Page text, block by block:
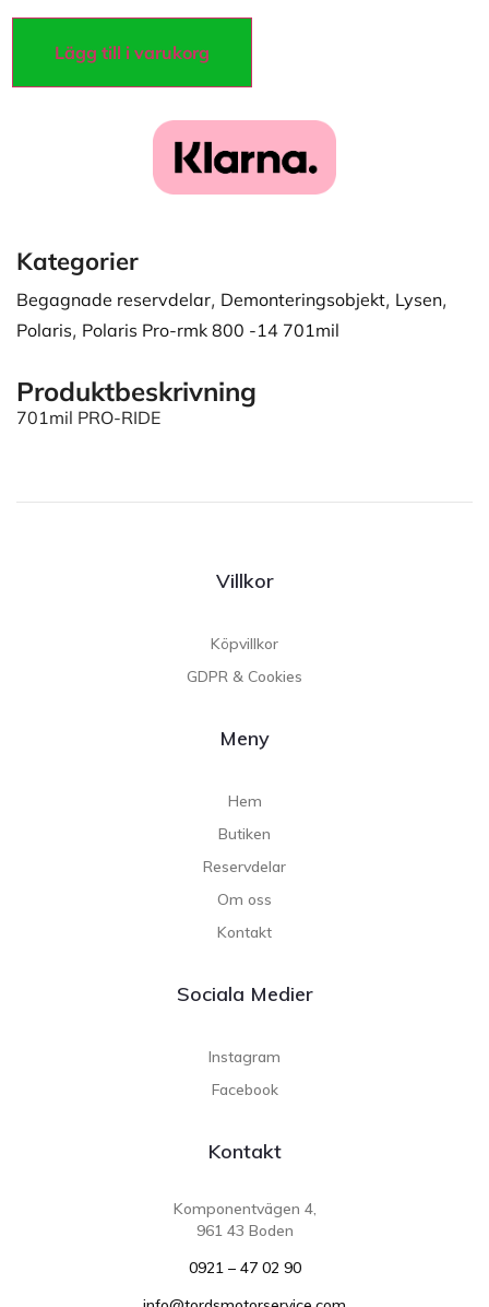
Lägg till i varukorg
Kategorier
Begagnade reservdelar, Demonteringsobjekt, Lysen,
Polaris, Polaris Pro-rmk 800 -14 701mil
Produktbeskrivning
701mil PRO-RIDE
Villkor
Köpvillkor
GDPR & Cookies
Meny
Hem
Butiken
Reservdelar
Om oss
Kontakt
Sociala Medier
Instagram
Facebook
Kontakt
Komponentvägen 4,
961 43 Boden
0921 – 47 02 90